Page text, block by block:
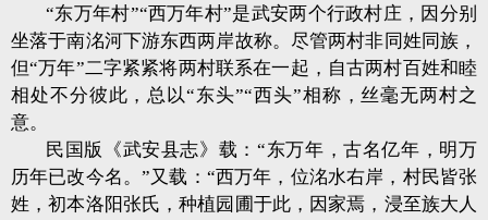
“东万年村”“西万年村”是武安两个行政村庄，因分别
坐落于南洺河下游东西两岸故称。尽管两村非同姓同族，
但“万年”二字紧紧将两村联系在一起，自古两村百姓和睦
相处不分彼此，总以“东头”“西头”相称，丝毫无两村之
意。
民国版《武安县志》载：“东万年，古名亿年，明万
历年已改今名。”又载：“西万年，位洺水右岸，村民皆张
姓，初本洛阳张氏，种植园圃于此，因家焉，浸至族大人